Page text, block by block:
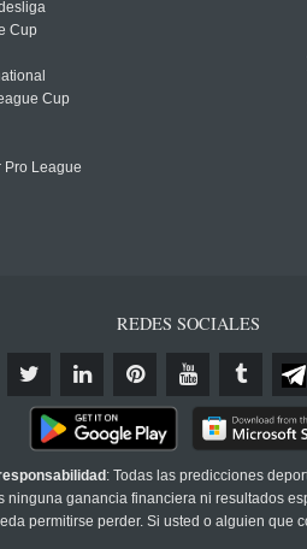
Cup
Cup
Pro League
REDES SOCIALES
: Todas las predicciones
ninguna ganancia financiera ni resultados
permitirse perder. Si usted o alguien